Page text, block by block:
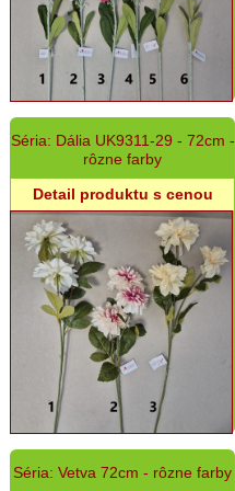
Séria: Dália UK9311-29 - 72cm -
rôzne farby
Detail produktu s cenou
Séria: Vetva 72cm - rôzne farby